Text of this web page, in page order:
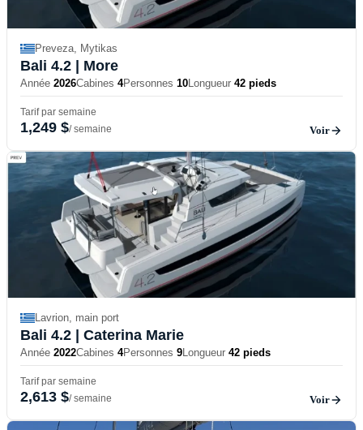
Preveza, Mytikas
Bali 4.2 | More
Année 2026Cabines 4Personnes 10Longueur 42 pieds
Tarif par semaine
1,249 $/ semaine Voir
Lavrion, main port
Bali 4.2 | Caterina Marie
Année 2022Cabines 4Personnes 9Longueur 42 pieds
Tarif par semaine
2,613 $/ semaine Voir